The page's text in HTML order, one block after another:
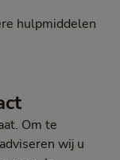
hulpmiddelen
Om te
wij u